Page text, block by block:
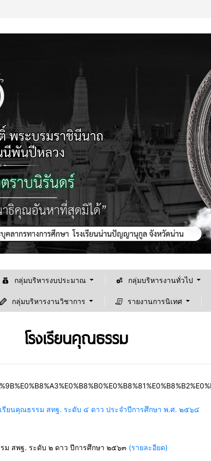
กลุ่มบริหารงบประมาณ กลุ่มบริหารงานทั่วไป
กลุ่มบริหารงานวิชาการ รายงานการนิเทศ
โรงเรียนคุณธรรม
รียนคุณธรรม สทฐ. ระดับ ๔ ดาว ประจำปีการศึกษา พ.ศ. ๒๕๖๔
ม สพฐ. ระดับ ๒ ดาว ปีการศึกษา ๒๕๖๓ (รายละอียด)